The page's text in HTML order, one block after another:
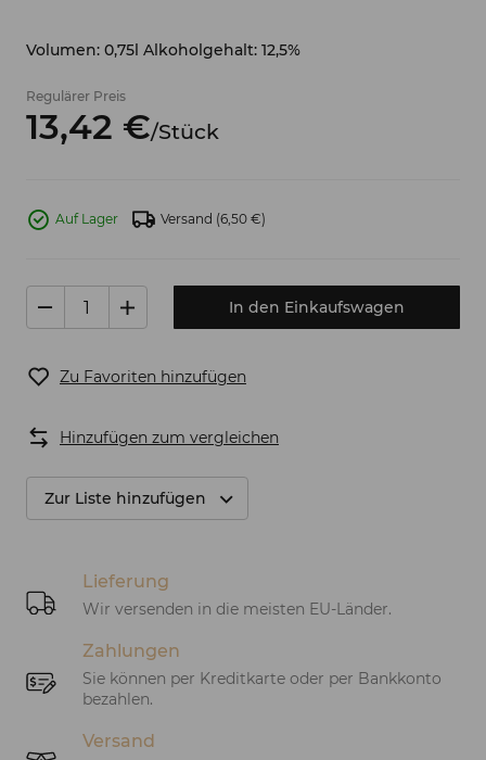
Volumen: 0,75l Alkoholgehalt: 12,5%
Regulärer Preis
13,42 €/Stück
Auf Lager Versand (6,50 €)
In den Einkaufswagen
Zu Favoriten hinzufügen
Hinzufügen zum vergleichen
Zur Liste hinzufügen
Lieferung
Wir versenden in die meisten EU-Länder.
Zahlungen
Sie können per Kreditkarte oder per Bankkonto
bezahlen.
Versand